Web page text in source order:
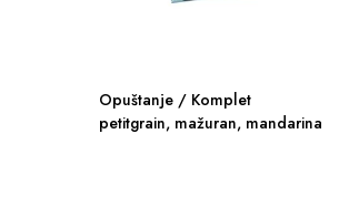
Opuštanje / Komplet
petitgrain, mažuran, mandarina